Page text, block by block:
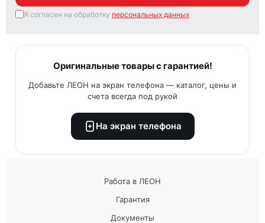
Я согласен на обработку персональных данных
Оригинальные товары с гарантией!
Добавьте ЛЕОН на экран телефона — каталог, цены и
счета всегда под рукой
На экран телефона
Работа в ЛЕОН
Гарантия
Документы